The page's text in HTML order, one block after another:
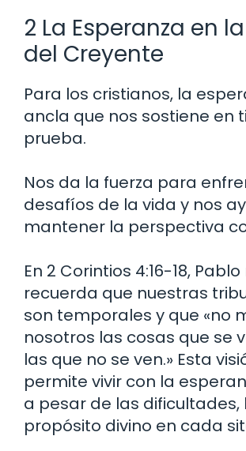
2 La Esperanza en
del Creyente
Para los cristianos, la
ancla que nos sostiene en
prueba.
Nos da la fuerza para
desafíos de la vida y nos
mantener la perspectiva
En 2 Corintios 4:16-18,
recuerda que nuestras
son temporales y que «no
nosotros las cosas que se
las que no se ven.» Esta
permite vivir con la
a pesar de las dificultades,
propósito divino en cada